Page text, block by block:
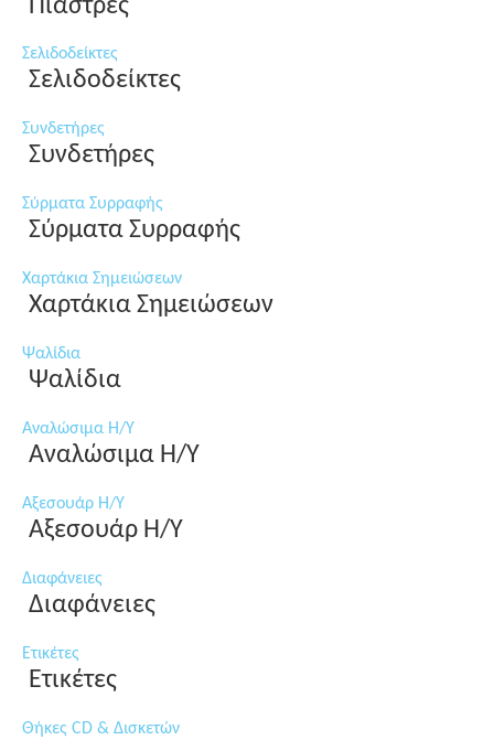
Πιάστρες
Σελιδοδείκτες
Σελιδοδείκτες
Συνδετήρες
Συνδετήρες
Σύρματα Συρραφής
Σύρματα Συρραφής
Χαρτάκια Σημειώσεων
Χαρτάκια Σημειώσεων
Ψαλίδια
Ψαλίδια
Αναλώσιμα Η/Υ
Αναλώσιμα Η/Υ
Αξεσουάρ Η/Υ
Αξεσουάρ Η/Υ
Διαφάνειες
Διαφάνειες
Ετικέτες
Ετικέτες
Θήκες CD & Δισκετών